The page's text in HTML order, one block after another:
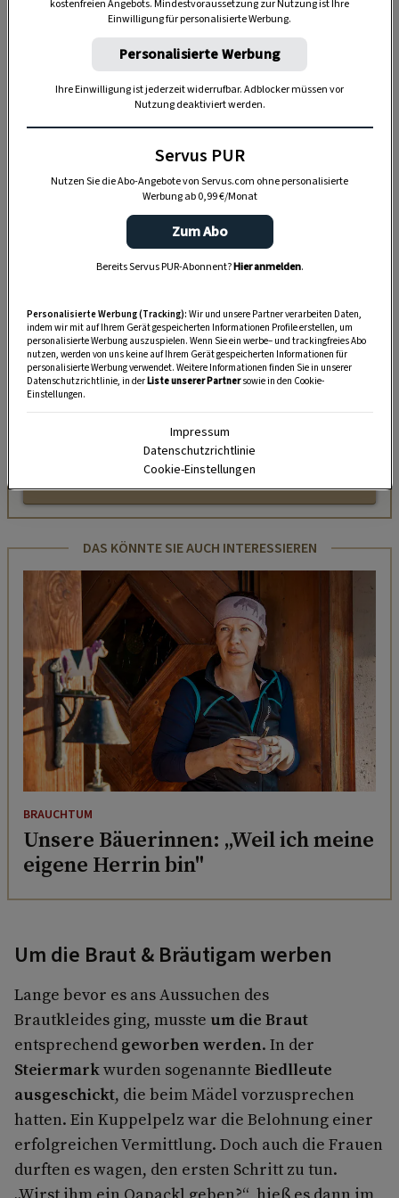
rauschenden Fest erholten.
„Servus Garten“ auf WhatsApp
Nutzen Sie WhatsApp auf Ihrem Handy und lieben es, auf
dem Balkon, der Terrasse oder im Garten zu werkeln? In
unserem kostenlosen WhatsApp-Kanal finden Sie täglich
Tipps und Tricks für Garten, Terrasse, Balkon- und
HIER MEHR ERFAHREN
DAS KÖNNTE SIE AUCH INTERESSIEREN
BRAUCHTUM
Unsere Bäuerinnen: „Weil ich meine
eigene Herrin bin"
Um die Braut & Bräutigam werben
Lange bevor es ans Aussuchen des
Brautkleides ging, musste um die Braut
entsprechend geworben werden. In der
Steiermarkwurden sogenannte Biedlleute
ausgeschickt, die beim Mädel vorzusprechen
hatten. Ein Kuppelpelz war die Belohnung einer
erfolgreichen Vermittlung. Doch auch die Frauen
durften es wagen, den ersten Schritt zu tun.
kostenfreien Angebots. Mindestvoraussetzung zur Nutzung ist Ihre
Einwilligung für personalisierte Werbung.
Personalisierte Werbung
Ihre Einwilligung ist jederzeit widerrufbar. Adblocker müssen vor
Nutzung deaktiviert werden.
Servus PUR
Nutzen Sie die Abo-Angebote von Servus.com ohne personalisierte
Werbung ab 0,99 €/Monat
Zum Abo
Bereits Servus PUR-Abonnent?Hier anmelden.
Personalisierte Werbung (Tracking): Wir und unsere Partner verarbeiten Daten,
indem wir mit auf Ihrem Gerät gespeicherten Informationen Profile erstellen, um
personalisierte Werbung auszuspielen. Wenn Sie ein werbe– und trackingfreies Abo
nutzen, werden von uns keine auf Ihrem Gerät gespeicherten Informationen für
personalisierte Werbung verwendet. Weitere Informationen finden Sie in unserer
Datenschutzrichtlinie, in derListe unserer Partnersowie in den Cookie-
Einstellungen.
Impressum
Datenschutzrichtlinie
Cookie-Einstellungen